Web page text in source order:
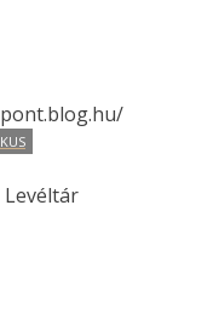
Levéltár